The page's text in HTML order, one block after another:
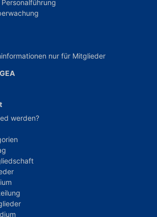
nur für Mitglieder
werden?